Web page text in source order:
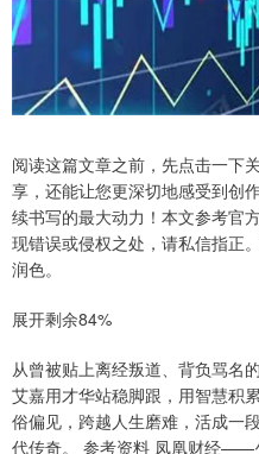
阅读这篇文章之前，先点击一下
享，还能让您更深切地感受到创
续书写的最大动力！本文参考官
现错误或侵权之处，请私信指正
润色。
展开剩余84%
从曾被贴上离经叛道、背负骂名
艾嘉用才华站稳脚跟，用智慧积
俗偏见，跨越人生磨难，活成一
代传奇。 参考资料 凤凰财经——